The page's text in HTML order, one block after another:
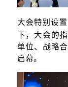
大会特别设
下，大会的
单位、战略
启幕。